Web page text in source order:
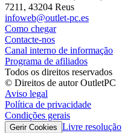
7211, 43204 Reus
infoweb@outlet-pc.es
Como chegar
Contacte-nos
Canal interno de informação
Programa de afiliados
Todos os direitos reservados
© Direitos de autor OutletPC
Aviso legal
Política de privacidade
Condições gerais
Gerir Cookies Livre resolução